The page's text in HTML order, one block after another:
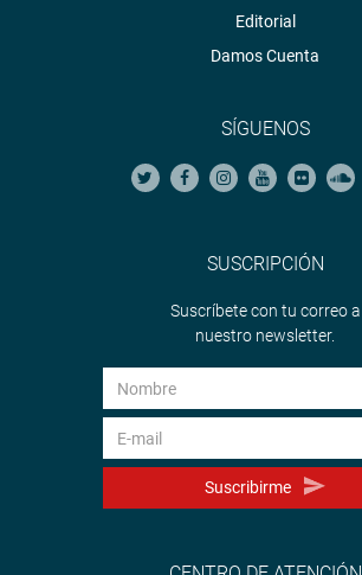
Editorial
Damos Cuenta
SÍGUENOS
SUSCRIPCIÓN
Suscríbete con tu correo a
nuestro newsletter.
Suscribirme